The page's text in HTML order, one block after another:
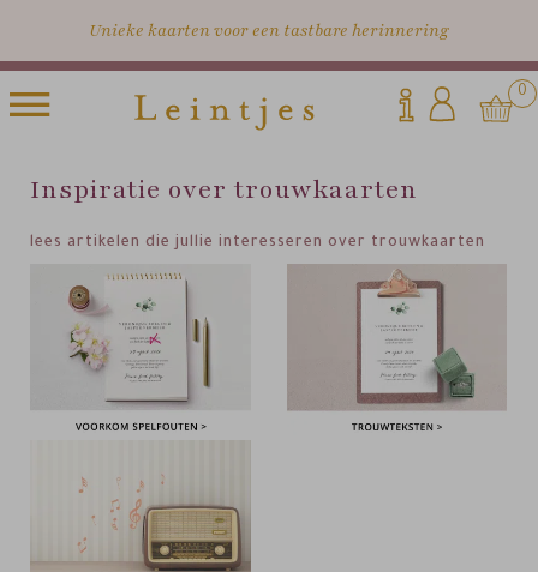
Unieke kaarten voor een tastbare herinnering
0
Inspiratie over trouwkaarten
lees artikelen die jullie interesseren over trouwkaarten